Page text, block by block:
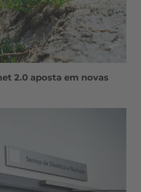
2.0 aposta em novas